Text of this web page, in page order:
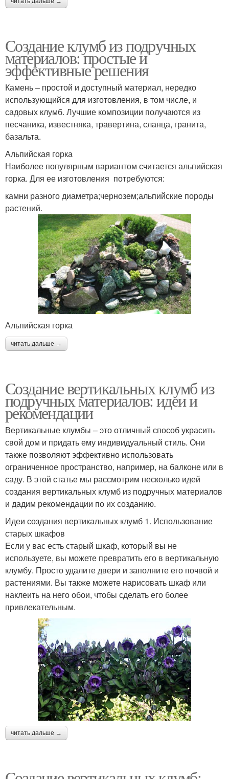
Создание клумб из подручных
материалов: простые и
эффективные решения
Камень – простой и доступный материал, нередко
использующийся для изготовления, в том числе, и
садовых клумб. Лучшие композиции получаются из
песчаника, известняка, травертина, сланца, гранита,
базальта.
Альпийская горка
Наиболее популярным вариантом считается альпийская
горка. Для ее изготовления потребуются:
камни разного диаметра;чернозем;альпийские породы
растений.
Альпийская горка
читать дальше →
Создание вертикальных клумб из
подручных материалов: идеи и
рекомендации
Вертикальные клумбы – это отличный способ украсить
свой дом и придать ему индивидуальный стиль. Они
также позволяют эффективно использовать
ограниченное пространство, например, на балконе или в
саду. В этой статье мы рассмотрим несколько идей
создания вертикальных клумб из подручных материалов
и дадим рекомендации по их созданию.
Идеи создания вертикальных клумб 1. Использование
старых шкафов
Если у вас есть старый шкаф, который вы не
используете, вы можете превратить его в вертикальную
клумбу. Просто удалите двери и заполните его почвой и
растениями. Вы также можете нарисовать шкаф или
наклеить на него обои, чтобы сделать его более
привлекательным.
читать дальше →